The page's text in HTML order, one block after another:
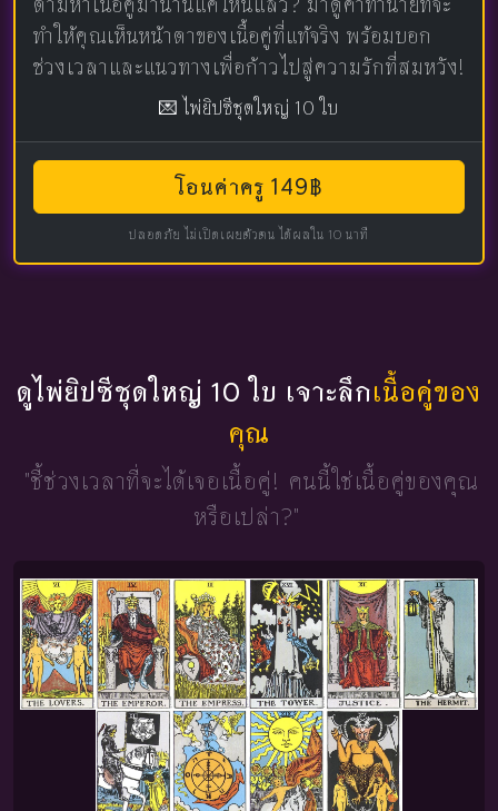
ทำให้คุณเห็นหน้าตาของเนื้อคู่ที่แท้จริง พร้อมบอก
ช่วงเวลาและแนวทางเพื่อก้าวไปสู่ความรักที่สมหวัง!
💌 ไพ่ยิปซีชุดใหญ่ 10 ใบ
โอนค่าครู 149฿
ปลอดภัย ไม่เปิดเผยตัวตน ได้ผลใน 10 นาที
ดูไพ่ยิปซีชุดใหญ่ 10 ใบ เจาะลึกเนื้อคู่ของ
คุณ
"ชี้ช่วงเวลาที่จะได้เจอเนื้อคู่! คนนี้ใช่เนื้อคู่ของคุณ
หรือเปล่า?"